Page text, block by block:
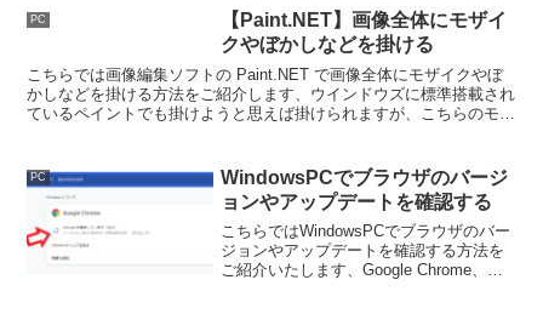
PC
【Paint.NET】画像全体にモザイ
クやぼかしなどを掛ける
こちらでは画像編集ソフトの Paint.NET で画像全体にモザイクやぼ
かしなどを掛ける方法をご紹介します、ウインドウズに標準搭載され
ているペイントでも掛けようと思えば掛けられますが、こちらのモザ
PC
WindowsPCでブラウザのバージ
ョンやアップデートを確認する
こちらではWindowsPCでブラウザのバー
ジョンやアップデートを確認する方法を
ご紹介いたします、Google Chrome、